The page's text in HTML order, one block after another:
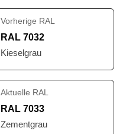
Vorherige RAL
RAL 7032
Kieselgrau
Aktuelle RAL
RAL 7033
Zementgrau